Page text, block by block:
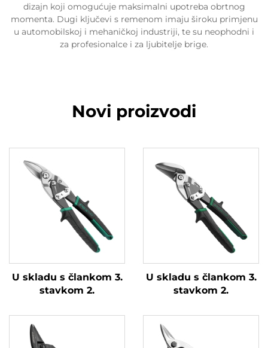
dizajn koji omogućuje maksimalni upotreba obrtnog
momenta. Dugi ključevi s remenom imaju široku primjenu
u automobilskoj i mehaničkoj industriji, te su neophodni i
za profesionalce i za ljubitelje brige.
Novi proizvodi
U skladu s člankom 3.
stavkom 2.
U skladu s člankom 3.
stavkom 2.